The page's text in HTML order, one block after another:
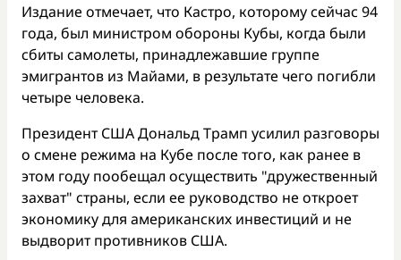
Издание отмечает, что Кастро, которому сейчас 94
года, был министром обороны Кубы, когда были
сбиты самолеты, принадлежавшие группе
эмигрантов из Майами, в результате чего погибли
четыре человека.
Президент США Дональд Трамп усилил разговоры
о смене режима на Кубе после того, как ранее в
этом году пообещал осуществить "дружественный
захват" страны, если ее руководство не откроет
экономику для американских инвестиций и не
выдворит противников США.